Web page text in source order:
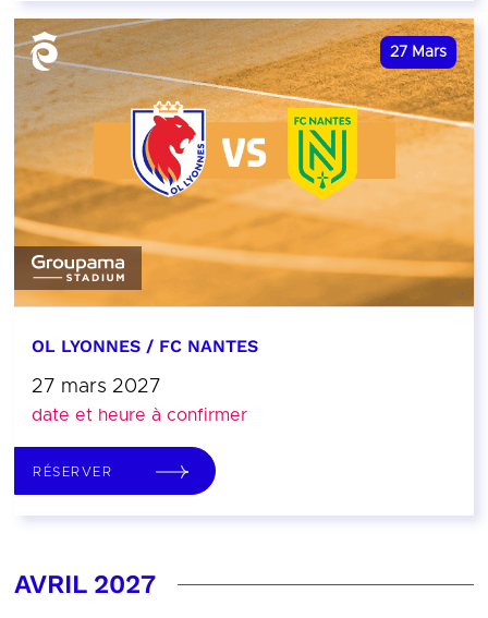
27 Mars
OL LYONNES / FC NANTES
27 mars 2027
date et heure à confirmer
RÉSERVER
AVRIL 2027